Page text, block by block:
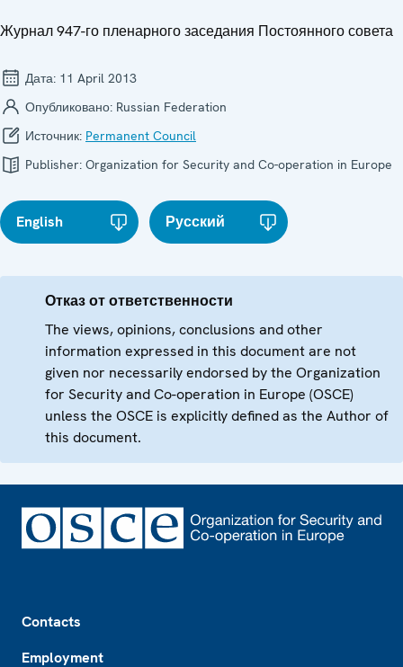
Журнал 947-го пленарного заседания Постоянного совета
Дата: 11 April 2013
Опубликовано: Russian Federation
Источник: Permanent Council
Publisher: Organization for Security and Co-operation in Europe
English Русский
Отказ от ответственности
The views, opinions, conclusions and other
information expressed in this document are not
given nor necessarily endorsed by the Organization
for Security and Co-operation in Europe (OSCE)
unless the OSCE is explicitly defined as the Author of
this document.
Contacts
Employment